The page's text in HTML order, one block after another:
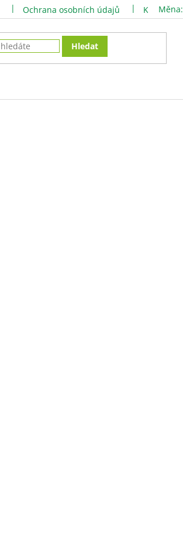
Ochrana osobních údajů Kontakty
Měna:
Hledat